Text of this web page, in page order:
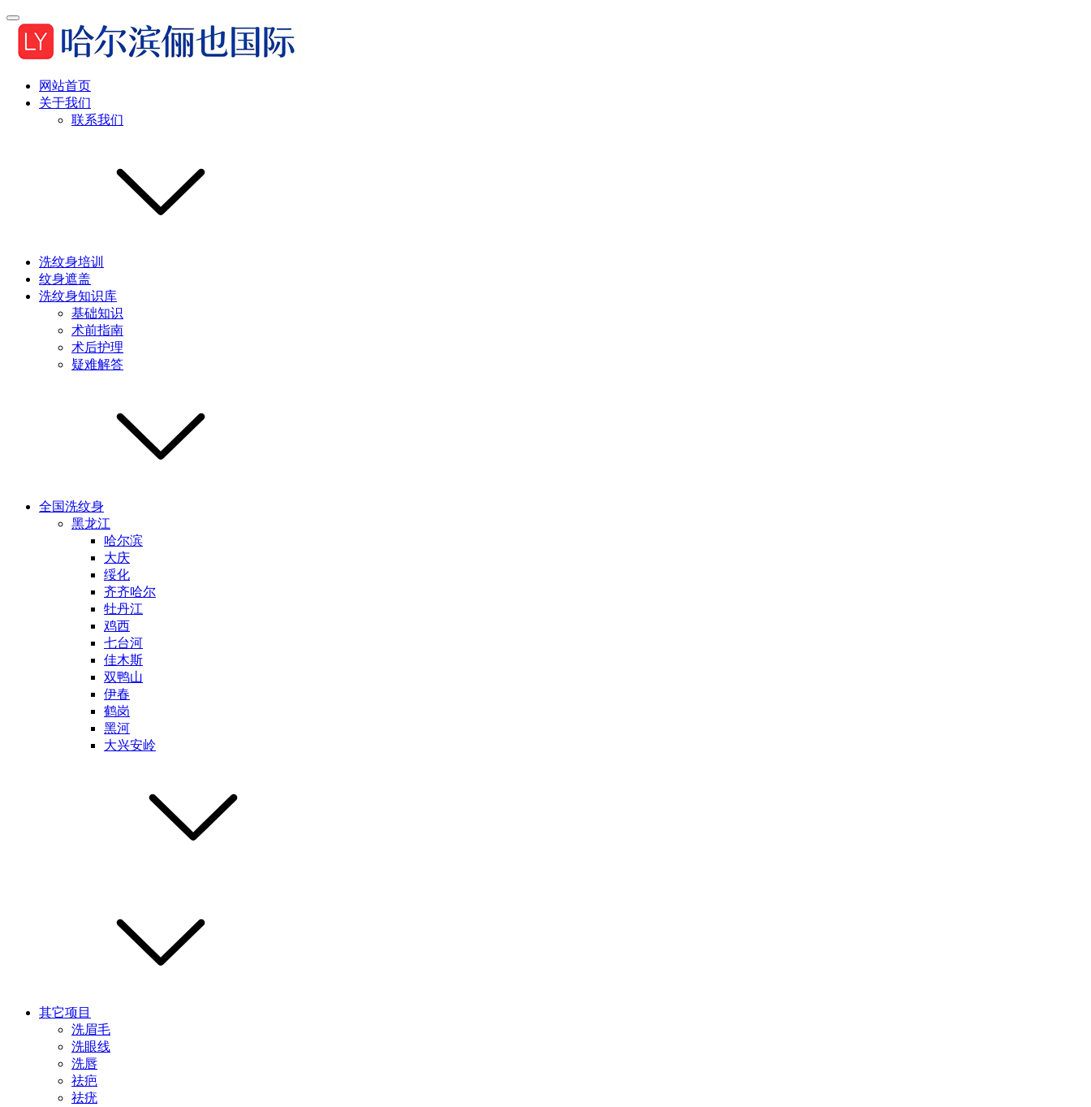
网站首页
关于我们
联系我们
洗纹身培训
纹身遮盖
洗纹身知识库
基础知识
术前指南
术后护理
疑难解答
全国洗纹身
黑龙江
哈尔滨
大庆
绥化
齐齐哈尔
牡丹江
鸡西
七台河
佳木斯
双鸭山
伊春
鹤岗
黑河
大兴安岭
其它项目
洗眉毛
洗眼线
洗唇
祛疤
祛疣